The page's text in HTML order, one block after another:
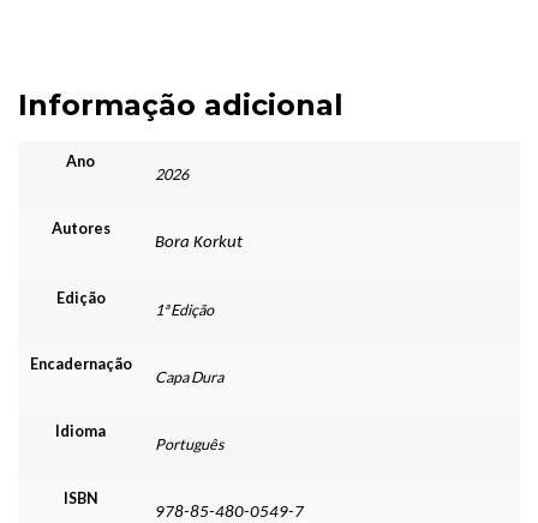
Informação adicional
Ano
2026
Autores
Bora Korkut
Edição
1ª Edição
Encadernação
Capa Dura
Idioma
Português
ISBN
978-85-480-0549-7